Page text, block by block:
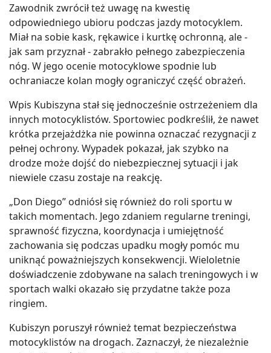
Zawodnik zwrócił też uwagę na kwestię
odpowiedniego ubioru podczas jazdy motocyklem.
Miał na sobie kask, rękawice i kurtkę ochronną, ale -
jak sam przyznał - zabrakło pełnego zabezpieczenia
nóg. W jego ocenie motocyklowe spodnie lub
ochraniacze kolan mogły ograniczyć część obrażeń.
Wpis Kubiszyna stał się jednocześnie ostrzeżeniem dla
innych motocyklistów. Sportowiec podkreślił, że nawet
krótka przejażdżka nie powinna oznaczać rezygnacji z
pełnej ochrony. Wypadek pokazał, jak szybko na
drodze może dojść do niebezpiecznej sytuacji i jak
niewiele czasu zostaje na reakcję.
„Don Diego” odniósł się również do roli sportu w
takich momentach. Jego zdaniem regularne treningi,
sprawność fizyczna, koordynacja i umiejętność
zachowania się podczas upadku mogły pomóc mu
uniknąć poważniejszych konsekwencji. Wieloletnie
doświadczenie zdobywane na salach treningowych i w
sportach walki okazało się przydatne także poza
ringiem.
Kubiszyn poruszył również temat bezpieczeństwa
motocyklistów na drogach. Zaznaczył, że niezależnie